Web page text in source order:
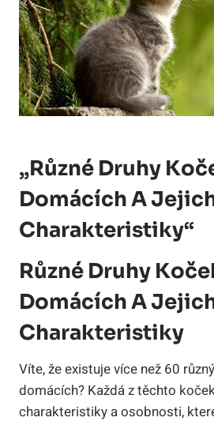
„Různé Druhy
Domácích A
Charakteristiky“
Různé Druhy
Domácích A
Charakteristiky
Víte, že existuje více než 60
domácích? Každá z těchto
charakteristiky a osobnosti,